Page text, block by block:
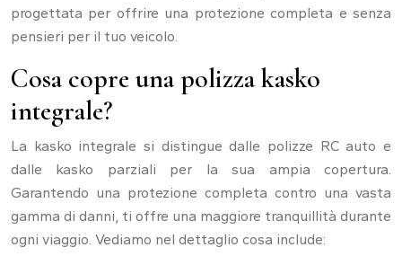
progettata per offrire una protezione completa e senza
pensieri per il tuo veicolo.
Cosa copre una polizza kasko
integrale?
La kasko integrale si distingue dalle polizze RC auto e
dalle kasko parziali per la sua ampia copertura.
Garantendo una protezione completa contro una vasta
gamma di danni, ti offre una maggiore tranquillità durante
ogni viaggio. Vediamo nel dettaglio cosa include: